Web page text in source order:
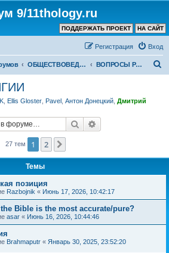
9/11thology.ru
НА САЙТ
ПОДДЕРЖАТЬ ПРОЕКТ
Вход
Регистрация
ОБЩЕСТВОВЕДЕНИЕ и РЕЛИГИЯ ВОПРОСЫ РЕЛИГИИ
Ellis Gloster Pavel Антон Донецкий Дмитрий
Поиск
27 тем 1 2
Темы
позиция
Razbojnik « Июнь 17, 2026, 10:42:17
Bible is the most accurate/pure?
asar « Июнь 16, 2026, 10:44:46
Brahmaputr « Январь 30, 2025, 23:52:20